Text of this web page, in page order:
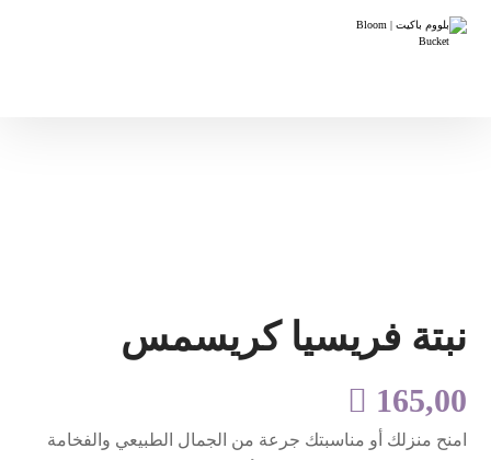
نبتة فريسيا كريسمس
 165,00
امنح منزلك أو مناسبتك جرعة من الجمال الطبيعي والفخامة